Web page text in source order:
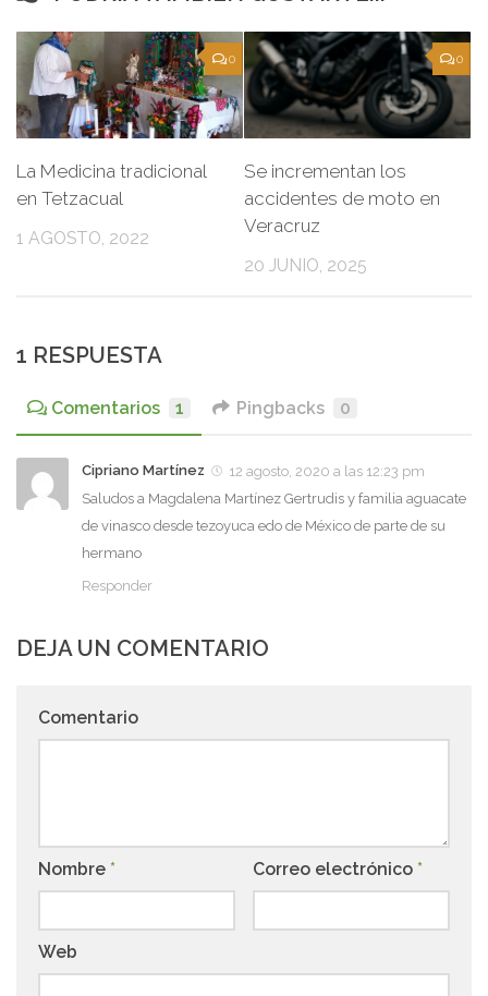
0
La Medicina tradicional
en Tetzacual
1 AGOSTO, 2022
0
Se incrementan los
accidentes de moto en
Veracruz
20 JUNIO, 2025
1 RESPUESTA
Comentarios 1 Pingbacks 0
Cipriano Martínez
12 agosto, 2020 a las 12:23 pm
Saludos a Magdalena Martínez Gertrudis y familia aguacate
de vinasco desde tezoyuca edo de México de parte de su
hermano
Responder
DEJA UN COMENTARIO
Comentario
Nombre * Correo electrónico *
Web